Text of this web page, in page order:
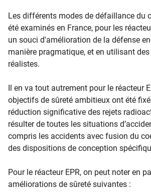
Les différents modes de défaillance du
été examinés en France, pour les
un souci d'amélioration de la défense
manière pragmatique, et en utilisant
réalistes.
Il en va tout autrement pour le réacteur
objectifs de sûreté ambitieux ont été
réduction significative des rejets
résulter de toutes les situations
compris les accidents avec fusion du
des dispositions de conception
Pour le réacteur EPR, on peut noter en
améliorations de sûreté suivantes :